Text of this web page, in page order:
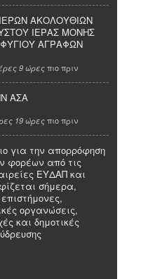
ΑΚΟΛΟΥΘΙΩΝ
ΙΕΡΑΣ ΜΟΝΗΣ
ΑΓΡΑΦΩΝ
9 ώρεςπιο πριν
ΑΣΑ
19 ώρες πιο πριν
για την απορρόφηση
φορέων από τις
ΕΥΔΑΠ και
σήμερα,
οργανώσεις,
και δημοτικές